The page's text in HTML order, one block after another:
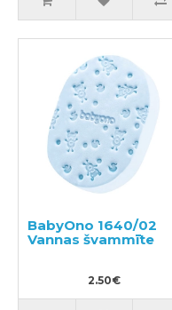
BabyOno 1640/02
Vannas švammīte
2.50€